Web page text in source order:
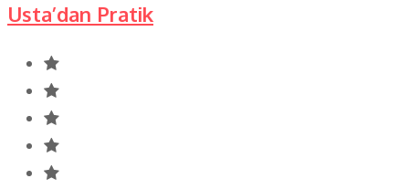
Usta’dan Pratik